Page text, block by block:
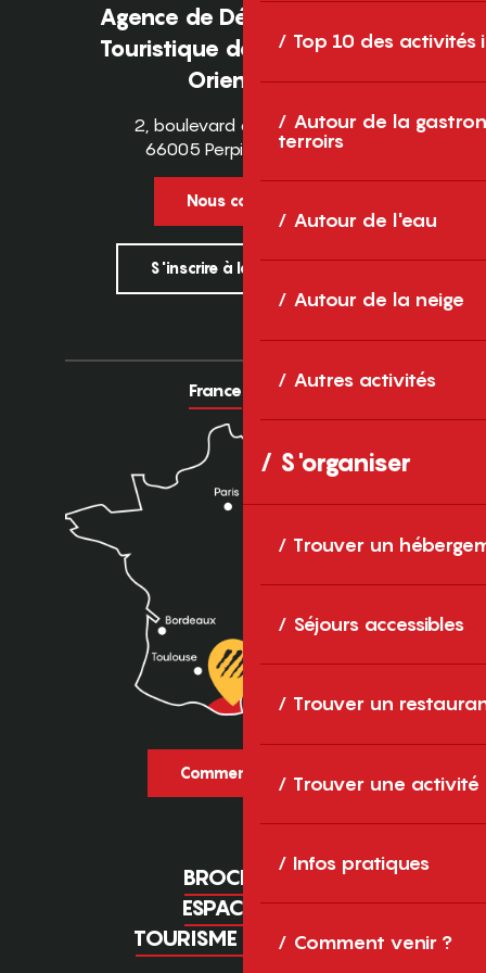
Top 10 des activités
Autour de la
terroirs
Autour de l'eau
Autour de la neige
Autres activités
S'organiser
Trouver un
Séjours accessibles
Trouver un
Trouver une activité
Infos pratiques
Comment venir ?
Agence de Développement
Touristique des Pyrénées-
Orientales
2, boulevard des Pyrénées
66005 Perpignan Cedex
Nous contacter
S'inscrire à la newsletter
France Europe
Comment venir ?
BROCHURES
ESPACE PRO
TOURISME D'AFFAIRES